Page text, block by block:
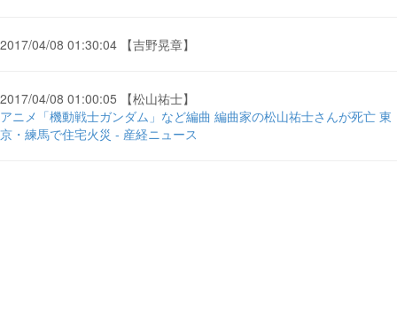
2017/04/08 01:30:04 【吉野晃章】
2017/04/08 01:00:05 【松山祐士】
アニメ「機動戦士ガンダム」など編曲 編曲家の松山祐士さんが死亡 東
京・練馬で住宅火災 - 産経ニュース